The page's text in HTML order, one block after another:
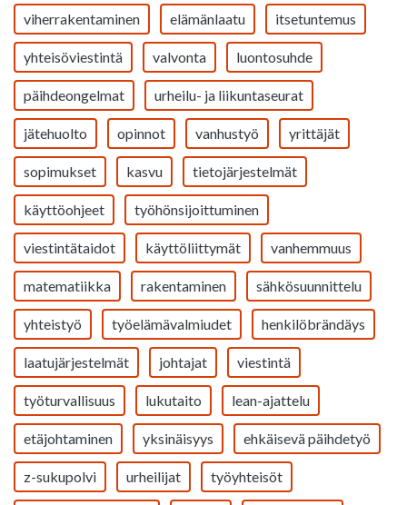
viherrakentaminen elämänlaatu itsetuntemus
yhteisöviestintä valvonta luontosuhde
päihdeongelmat urheilu- ja liikuntaseurat
jätehuolto opinnot vanhustyö yrittäjät
sopimukset kasvu tietojärjestelmät
käyttöohjeet työhönsijoittuminen
viestintätaidot käyttöliittymät vanhemmuus
matematiikka rakentaminen sähkösuunnittelu
yhteistyö työelämävalmiudet henkilöbrändäys
laatujärjestelmät johtajat viestintä
työturvallisuus lukutaito lean-ajattelu
etäjohtaminen yksinäisyys ehkäisevä päihdetyö
z-sukupolvi urheilijat työyhteisöt